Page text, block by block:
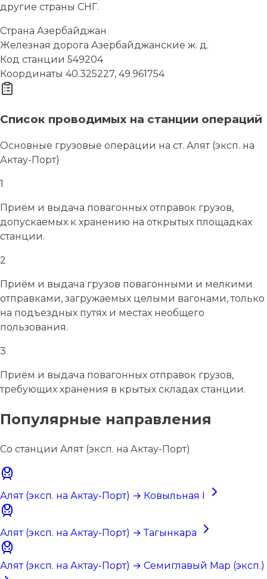
другие страны СНГ.
Страна Азербайджан
Железная дорога Азербайджанские ж. д.
Код станции 549204
Координаты 40.325227, 49.961754
Список проводимых на станции операций
Основные грузовые операции на ст. Алят (эксп. на
Актау-Порт)
1
Приём и выдача повагонных отправок грузов,
допускаемых к хранению на открытых площадках
станции.
2
Приём и выдача грузов повагонными и мелкими
отправками, загружаемых целыми вагонами, только
на подъездных путях и местах необщего
пользования.
3
Приём и выдача повагонных отправок грузов,
требующих хранения в крытых складах станции.
Популярные направления
Со станции Алят (эксп. на Актау-Порт)
Алят (эксп. на Актау-Порт) → Ковыльная I
Алят (эксп. на Актау-Порт) → Тагынкара
Алят (эксп. на Актау-Порт) → Семиглавый Мар (эксп.)